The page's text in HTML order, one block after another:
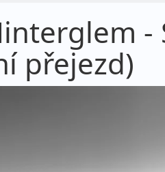
přejezd)